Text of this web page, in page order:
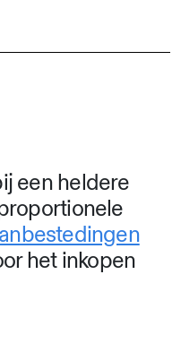
een heldere
het inkopen